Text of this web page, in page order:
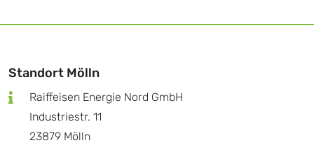
Standort Mölln
Raiffeisen Energie Nord GmbH
Industriestr. 11
23879 Mölln